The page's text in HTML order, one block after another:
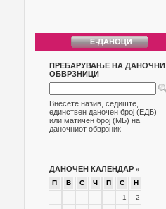
ПРЕБАРУВАЊЕ НА ДАНОЧНИ
ОБВРЗНИЦИ
Внесете назив, седиште,
единствен даночен број (ЕДБ)
или матичен број (МБ) на
даночниот обврзник
ДАНОЧЕН КАЛЕНДАР »
П В С Ч П С
Н
1
2